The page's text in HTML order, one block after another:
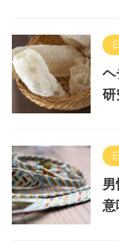
ヘ
研
意